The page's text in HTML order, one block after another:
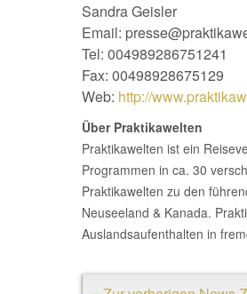
Sandra Geisler
Email:
Tel: 004989286751241
Fax: 00498928675129
Web: http://
Über Praktikawelten
Praktikawelten ist ein
Programmen in ca. 30
Praktikawelten zu den
Neuseeland & Kanada.
Auslandsaufenthalten in